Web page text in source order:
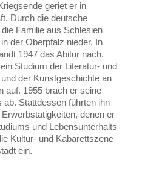
geriet er in
Durch die deutsche
Familie aus Schlesien
der Oberpfalz nieder. In
1947 das Abitur nach.
Studium der Literatur- und
der Kunstgeschichte an
auf. 1955 brach er seine
ab. Stattdessen führten ihn
denen er
und Lebensunterhalts
Kultur- und Kabarettszene
ein.